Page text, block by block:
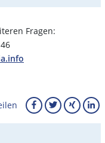
Fragen: